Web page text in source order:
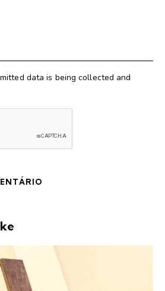
data is being collected and